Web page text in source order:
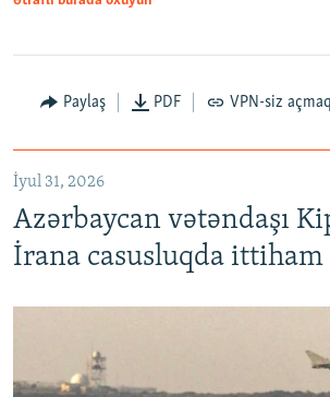
Paylaş PDF VPN-siz açmaq
İyul 31, 2026
Azərbaycan vətəndaşı
İrana casusluqda